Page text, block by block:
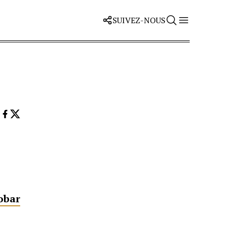
SUIVEZ-NOUS